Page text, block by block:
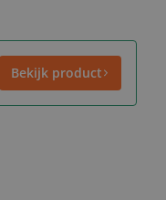
Bekijk product